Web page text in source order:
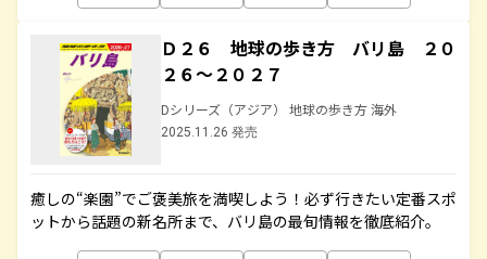
Ｄ２６ 地球の歩き方 バリ島 ２０
２６～２０２７
Dシリーズ（アジア） 地球の歩き方 海外
2025.11.26 発売
癒しの“楽園”でご褒美旅を満喫しよう！必ず行きたい定番スポ
ットから話題の新名所まで、バリ島の最旬情報を徹底紹介。